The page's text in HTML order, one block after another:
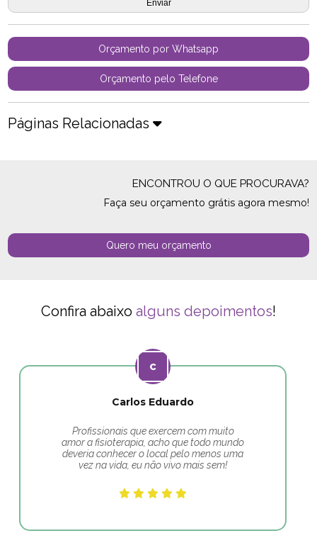
Orçamento por Whatsapp
Orçamento pelo Telefone
Páginas Relacionadas
ENCONTROU O QUE PROCURAVA?
Faça seu orçamento grátis agora mesmo!
Quero meu orçamento
Confira abaixo alguns depoimentos!
Carlos Eduardo
Profissionais que exercem com muito
amor a fisioterapia, acho que todo mundo
deveria conhecer o local pelo menos uma
vez na vida, eu não vivo mais sem!